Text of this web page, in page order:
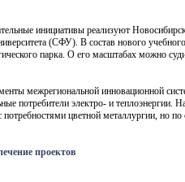
инициативы реализуют
(СФУ). В состав нового
парка. О его масштабах можно
межрегиональной инновационной
потребители электро- и
потребностями цветной металлургии, но
проектов